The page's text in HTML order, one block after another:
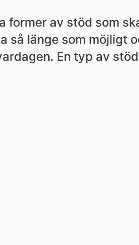
former av stöd som
så länge som möjligt
En typ av